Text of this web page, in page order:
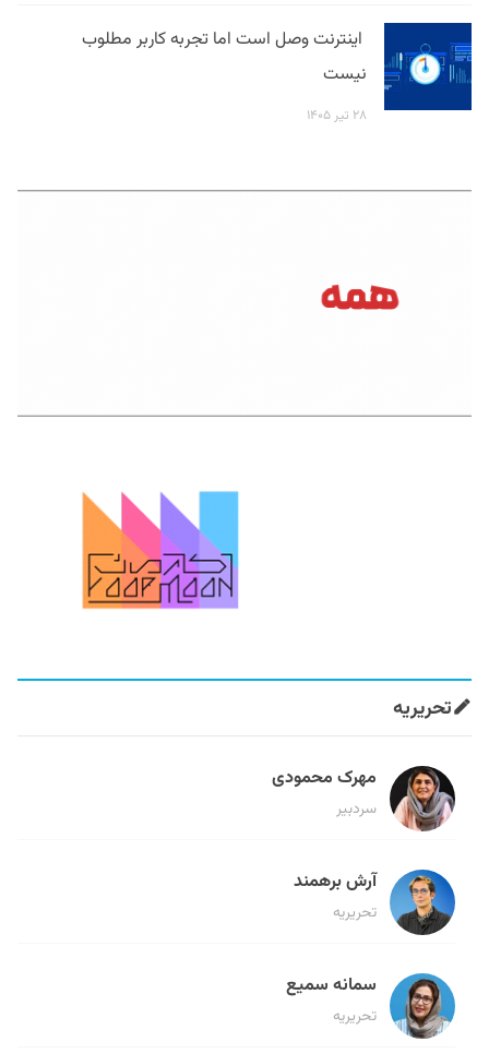
اینترنت وصل است اما تجربه کاربر مطلوب
نیست
۲۸ تیر ۱۴۰۵
تحریریه
مهرک محمودی
سردبیر
آرش برهمند
تحریریه
سمانه سمیع
تحریریه